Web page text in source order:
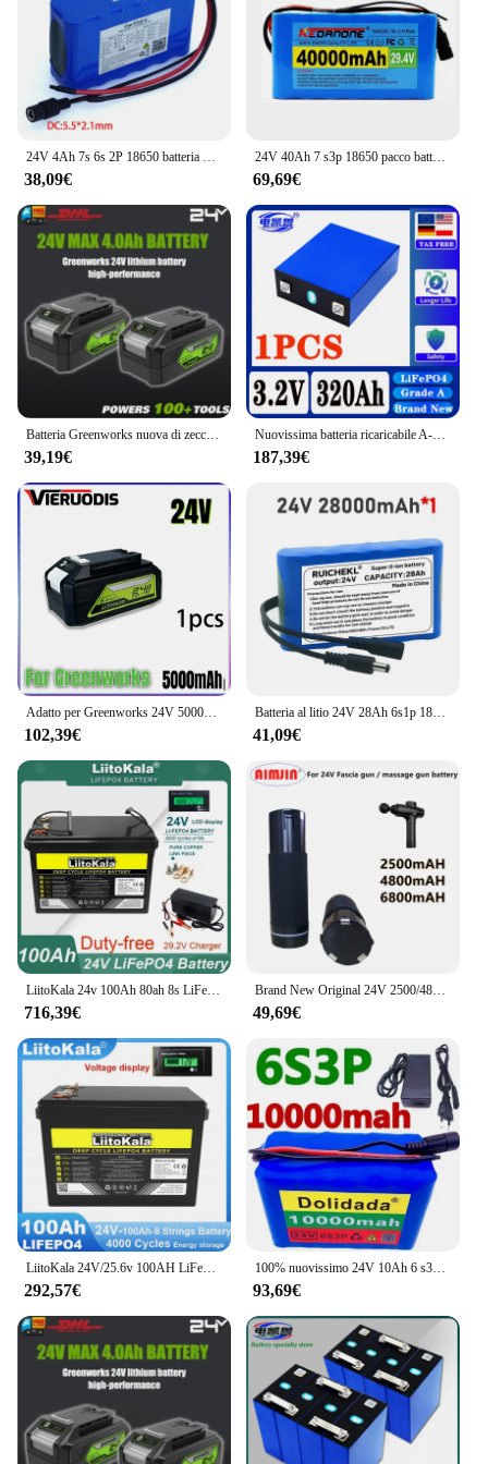
24V 4Ah 7s 6s 2P 18650 batteria batterie agli ioni di litio 29.4v 4000mAh ciclomotore elettrico + caricabatterie
38,09€
24V 40Ah 7 s3p 18650 pacco batteria agli ioni di litio 29.4V 40000mAh per monociclo HoverBoard Scooter elettrico autobilanciato
69,69€
Batteria Greenworks nuova di zecca originale al 100% Batteria ricaricabile agli ioni di litio con capacità reale da 24 V 4,0 Ah (batteria Greenworks)
39,19€
Nuovissima batteria ricaricabile A-Grade 320Ah 8000 cycle LiFePO4 3.2V adatta per sistema solare per veicoli elettrici fai da te 12V 24V RV
187,39€
Adatto per Greenworks 24V 5000mah 6000mah 8000mah batteria agli ioni di litio (batteria Greenworks) 100% nuovo di zecca
102,39€
Batteria al litio 24V 28Ah 6s1p 18650 capacità ricaricabile 100% originale DC 12.6v CCTV cam Monitor + spedizione gratuita
41,09€
LiitoKala 24v 100Ah 80ah 8s LiFePO4 batteria al litio USB3.0 Type-C per RV Inverter da viaggio batterie per accendini per auto caricabatterie 29.2V
716,39€
Brand New Original 24V 2500/4800/6800Mah Massage Gun/Fascia Gun Battery For Various Types of Massage Guns/Fascia Guns Batteries
49,69€
LiitoKala 24V/25.6v 100AH LiFePO4 batteria al litio USB3.0 uscita di tipo C per Inverter batterie per accendini per auto caricabatterie 29.2V esente da tasse
292,57€
100% nuovissimo 24V 10Ah 6 s3p 18650 batteria al litio 25.2V 10000mAh batteria per utensili elettrici batteria agli ioni di litio + caricabatterie
93,69€